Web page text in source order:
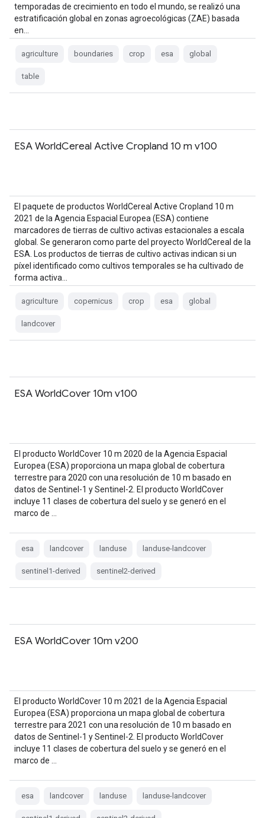
temporadas de crecimiento en todo el mundo, se realizó una
estratificación global en zonas agroecológicas (ZAE) basada
en…
agriculture boundaries crop esa global
table
ESA WorldCereal Active Cropland 10 m v100
El paquete de productos WorldCereal Active Cropland 10 m
2021 de la Agencia Espacial Europea (ESA) contiene
marcadores de tierras de cultivo activas estacionales a escala
global. Se generaron como parte del proyecto WorldCereal de la
ESA. Los productos de tierras de cultivo activas indican si un
píxel identificado como cultivos temporales se ha cultivado de
forma activa…
agriculture copernicus crop esa global
landcover
ESA WorldCover 10m v100
El producto WorldCover 10 m 2020 de la Agencia Espacial
Europea (ESA) proporciona un mapa global de cobertura
terrestre para 2020 con una resolución de 10 m basado en
datos de Sentinel-1 y Sentinel-2. El producto WorldCover
incluye 11 clases de cobertura del suelo y se generó en el
marco de …
esa landcover landuse landuse-landcover
sentinel1-derived sentinel2-derived
ESA WorldCover 10m v200
El producto WorldCover 10 m 2021 de la Agencia Espacial
Europea (ESA) proporciona un mapa global de cobertura
terrestre para 2021 con una resolución de 10 m basado en
datos de Sentinel-1 y Sentinel-2. El producto WorldCover
incluye 11 clases de cobertura del suelo y se generó en el
marco de …
esa landcover landuse landuse-landcover